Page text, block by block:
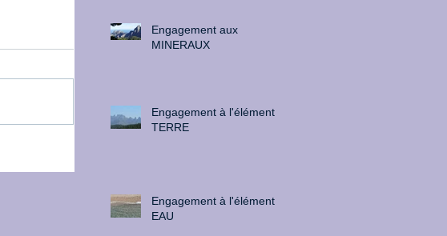
Engagement aux
MINERAUX
Engagement à l'élément
TERRE
Engagement à l'élément
EAU